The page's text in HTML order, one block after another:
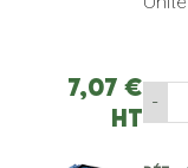
7,07€
HT
-